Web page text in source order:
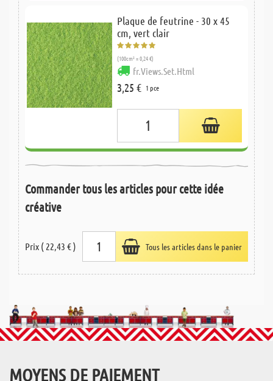
Plaque de feutrine - 30 x 45
cm, vert clair
(100cm² = 0,24 €)
fr.Views.Set.Html
3,25 € 1 pce
Commander tous les articles pour cette idée
créative
Prix ( 22,43 € ) Tous les articles dans le panier
MOYENS DE PAIEMENT